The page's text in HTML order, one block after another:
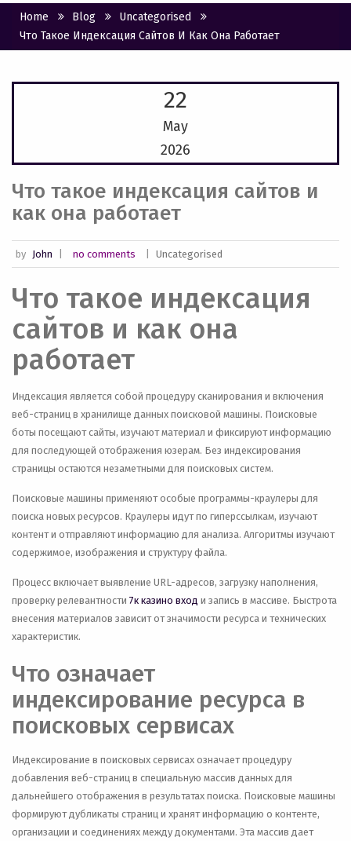
Home Blog
Uncategorised
Что Такое Индексация Сайтов И Как Она Работает
22
May
2026
Что такое индексация сайтов и
как она работает
by John no comments Uncategorised
Что такое индексация
сайтов и как она
работает
Индексация является собой процедуру сканирования и включения
веб-страниц в хранилище данных поисковой машины. Поисковые
боты посещают сайты, изучают материал и фиксируют информацию
для последующей отображения юзерам. Без индексирования
страницы остаются незаметными для поисковых систем.
Поисковые машины применяют особые программы-краулеры для
поиска новых ресурсов. Краулеры идут по гиперссылкам, изучают
контент и отправляют информацию для анализа. Алгоритмы изучают
содержимое, изображения и структуру файла.
Процесс включает выявление URL-адресов, загрузку наполнения,
проверку релевантности 7к казино вход и запись в массиве. Быстрота
внесения материалов зависит от значимости ресурса и технических
характеристик.
Что означает
индексирование ресурса в
поисковых сервисах
Индексирование в поисковых сервисах означает процедуру
добавления веб-страниц в специальную массив данных для
дальнейшего отображения в результатах поиска. Поисковые машины
формируют дубликаты страниц и хранят информацию о контенте,
организации и соединениях между документами. Эта массив дает